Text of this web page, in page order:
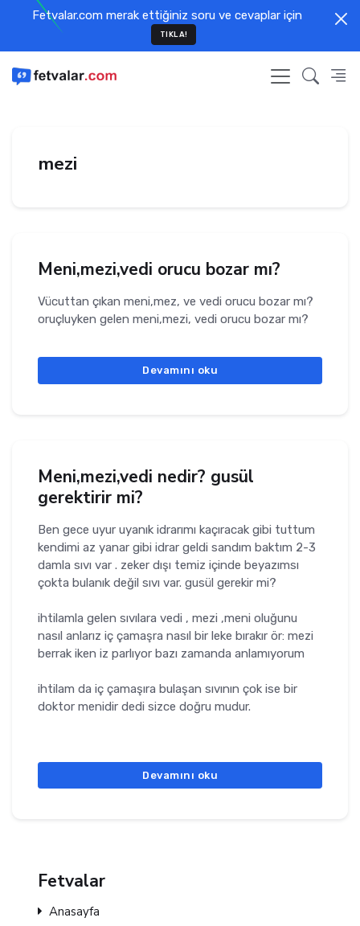
Fetvalar.com merak ettiğiniz soru ve cevaplar için
TIKLA!
mezi
Meni,mezi,vedi orucu bozar mı?
Vücuttan çıkan meni,mez, ve vedi orucu bozar mı?
oruçluyken gelen meni,mezi, vedi orucu bozar mı?
Devamını oku
Meni,mezi,vedi nedir? gusül
gerektirir mi?
Ben gece uyur uyanık idrarımı kaçıracak gibi tuttum
kendimi az yanar gibi idrar geldi sandım baktım 2-3
damla sıvı var . zeker dışı temiz içinde beyazımsı
çokta bulanık değil sıvı var. gusül gerekir mi?
ihtilamla gelen sıvılara vedi , mezi ,meni oluğunu
nasıl anlarız iç çamaşra nasıl bir leke bırakır ör: mezi
berrak iken iz parlıyor bazı zamanda anlamıyorum
ihtilam da iç çamaşıra bulaşan sıvının çok ise bir
doktor menidir dedi sizce doğru mudur.
Devamını oku
Fetvalar
Anasayfa